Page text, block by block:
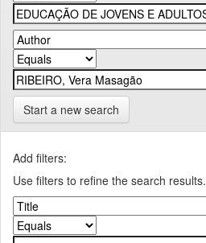
Start a new search
Add filters:
Use filters to refine the search results.